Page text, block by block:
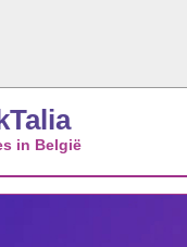
in België